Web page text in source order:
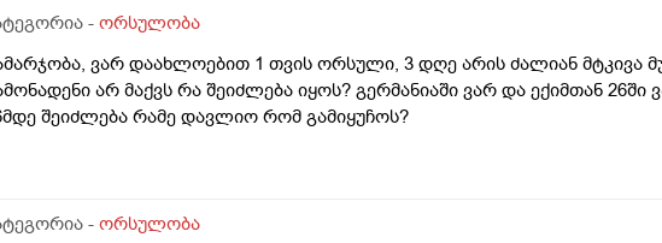
- ორსულობა
ვარ დაახლოებით 1 თვის ორსული, 3 დღე არის ძალიან მტკივა
არ მაქვს რა შეიძლება იყოს? გერმანიაში ვარ და ექიმთან 26ში
შეიძლება რამე დავლიო რომ გამიყუჩოს?
- ორსულობა